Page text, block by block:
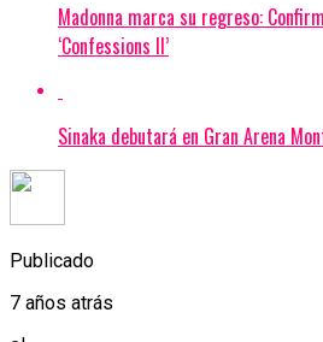
Madonna marca su regreso:
‘Confessions II’
Sinaka debutará en Gran Arena
Publicado
7 años atrás